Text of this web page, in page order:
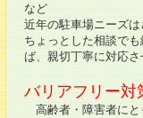
など
近年の駐車場ニーズ
ちょっとした相談で
ば、親切丁寧に対応
バリアフリー対
高齢者・障害者にと